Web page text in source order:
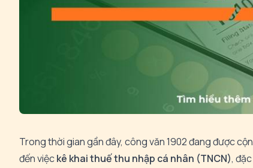
Trong thời gian gần đây, công văn 1902 đang được
đến việckê khai thuế thu nhập cá nhân (TNCN),